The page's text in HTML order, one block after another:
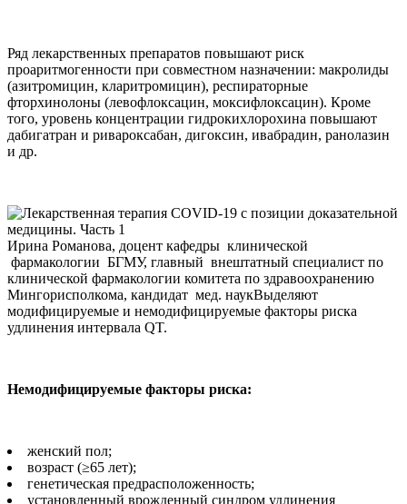
Ряд лекарственных препаратов повышают риск
проаритмогенности при совместном назначении: макролиды
(азитромицин, кларитромицин), респираторные
фторхинолоны (левофлоксацин, моксифлоксацин). Кроме
того, уровень концентрации гидрокихлорохина повышают
дабигатран и ривароксабан, дигоксин, ивабрадин, ранолазин
и др.
Ирина Романова, доцент кафедры клинической
фармакологии БГМУ, главный внештатный специалист по
клинической фармакологии комитета по здравоохранению
Мингорисполкома, кандидат мед. наукВыделяют
модифицируемые и немодифицируемые факторы риска
удлинения интервала QT.
Немодифицируемые факторы риска:
женский пол;
возраст (≥65 лет);
генетическая предрасположенность;
установленный врожденный синдром удлинения